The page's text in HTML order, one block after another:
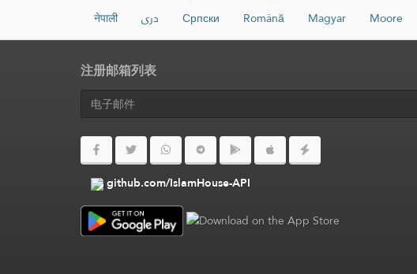
नेपाली
دری Српски Română Magyar Moore
注册邮箱列表
github.com/IslamHouse-API